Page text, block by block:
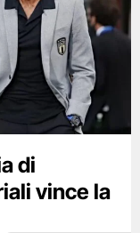
di
vince la